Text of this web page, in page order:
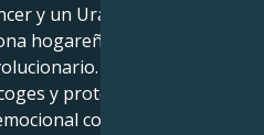
y un Urano en
hogareña que siente
En el fondo,
y proteges para
confortable que